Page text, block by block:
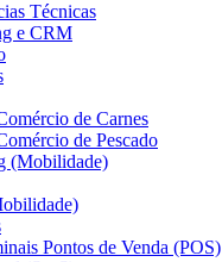
Técnicas
e CRM
de Carnes
de Pescado
(Mobilidade)
Pontos de Venda (POS)